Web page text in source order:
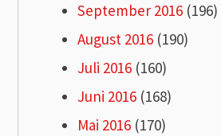
September 2016 (196)
August 2016 (190)
Juli 2016 (160)
Juni 2016 (168)
Mai 2016 (170)